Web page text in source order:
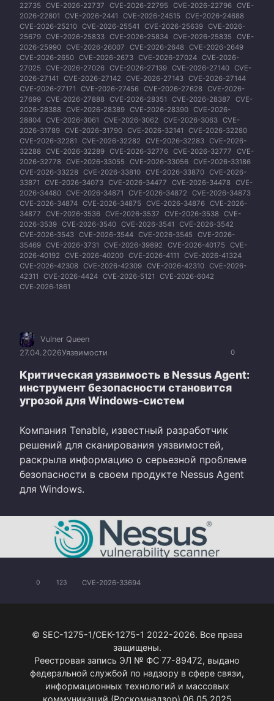
22735
CVE-2026-22737 CVE-2026-22795 CVE-2026-22796 CVE-
2026-22801
CVE-2026-2441 CVE-2026-24515
CVE-2026-24688
CVE-2026-25210 CVE-2026-25541 CVE-2026-25639 CVE-2026-
25679 CVE-2026-25833 CVE-2026-25834 CVE-2026-25835
CVE-
2026-25990 CVE-2026-26007 CVE-2026-2648 CVE-2026-2649
CVE-2026-2650 CVE-2026-2673 CVE-2026-27024 CVE-2026-
27025
CVE-2026-27026 CVE-2026-27139 CVE-2026-27140 CVE-
2026-27141
CVE-2026-27142 CVE-2026-27143 CVE-2026-27144
CVE-2026-27171
CVE-2026-27456 CVE-2026-27628 CVE-2026-
27699 CVE-2026-27888 CVE-2026-28351 CVE-2026-28387
CVE-
2026-28388 CVE-2026-28389 CVE-2026-28390 CVE-2026-
28804 CVE-2026-3061 CVE-2026-3062 CVE-2026-3063 CVE-
2026-31789 CVE-2026-31790 CVE-2026-32141
CVE-2026-32280
CVE-2026-32281
CVE-2026-32282 CVE-2026-32283 CVE-2026-
32288 CVE-2026-32289 CVE-2026-32776 CVE-2026-32777
CVE-
2026-32778 CVE-2026-33055 CVE-2026-33056 CVE-2026-33186
CVE-2026-33228 CVE-2026-33810 CVE-2026-33870 CVE-2026-
33871
CVE-2026-34073 CVE-2026-34477 CVE-2026-34478 CVE-
2026-34480 CVE-2026-34871 CVE-2026-34872
CVE-2026-34873
CVE-2026-34874 CVE-2026-34875 CVE-2026-34876 CVE-2026-
34877
CVE-2026-3536 CVE-2026-3537 CVE-2026-3538 CVE-
2026-3539 CVE-2026-3540 CVE-2026-3541
CVE-2026-3542
CVE-2026-3543 CVE-2026-3544 CVE-2026-3545
CVE-2026-
35469 CVE-2026-3731 CVE-2026-39892 CVE-2026-40175
CVE-
2026-40192
CVE-2026-40200 CVE-2026-4111
CVE-2026-41324
CVE-2026-42308 CVE-2026-42309 CVE-2026-42310 CVE-2026-
42311
CVE-2026-4424 CVE-2026-5121
CVE-2026-6042
CVE‑2026‑1861
0
Vulner Queen
27.04.2026Уязвимости
Критическая уязвимость в Nessus Agent:
инструмент безопасности становится
угрозой для Windows-систем
Компания Tenable, известный разработчик
решений для сканирования уязвимостей,
раскрыла информацию о серьезной проблеме
безопасности в своем продукте Nessus Agent
для Windows.
0 123 CVE-2026-33694
© SEC-1275-1/СЕК-1275-1 2022-2026. Все права
защищены.
Реестровая запись ЭЛ № ФС 77-89472, выдано
федеральной службой по надзору в сфере связи,
информационных технологий и массовых
коммуникаций (Роскомнадзор) 06.05.2025